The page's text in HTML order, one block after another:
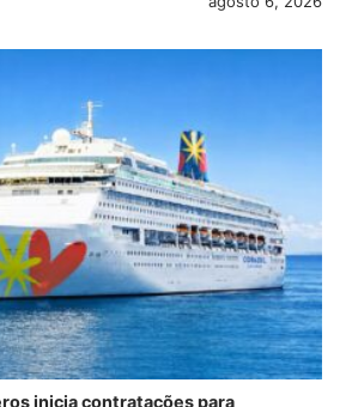
inicia contratações para